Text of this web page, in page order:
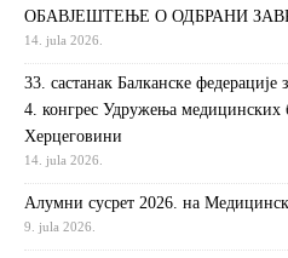
ОБАВЈЕШТЕЊЕ О ОДБРАНИ
14. jula 2026.
33. састанак Балканске
4. конгрес Удружења медицинских
Херцеговини
14. jula 2026.
Алумни сусрет 2026. на
9. jula 2026.